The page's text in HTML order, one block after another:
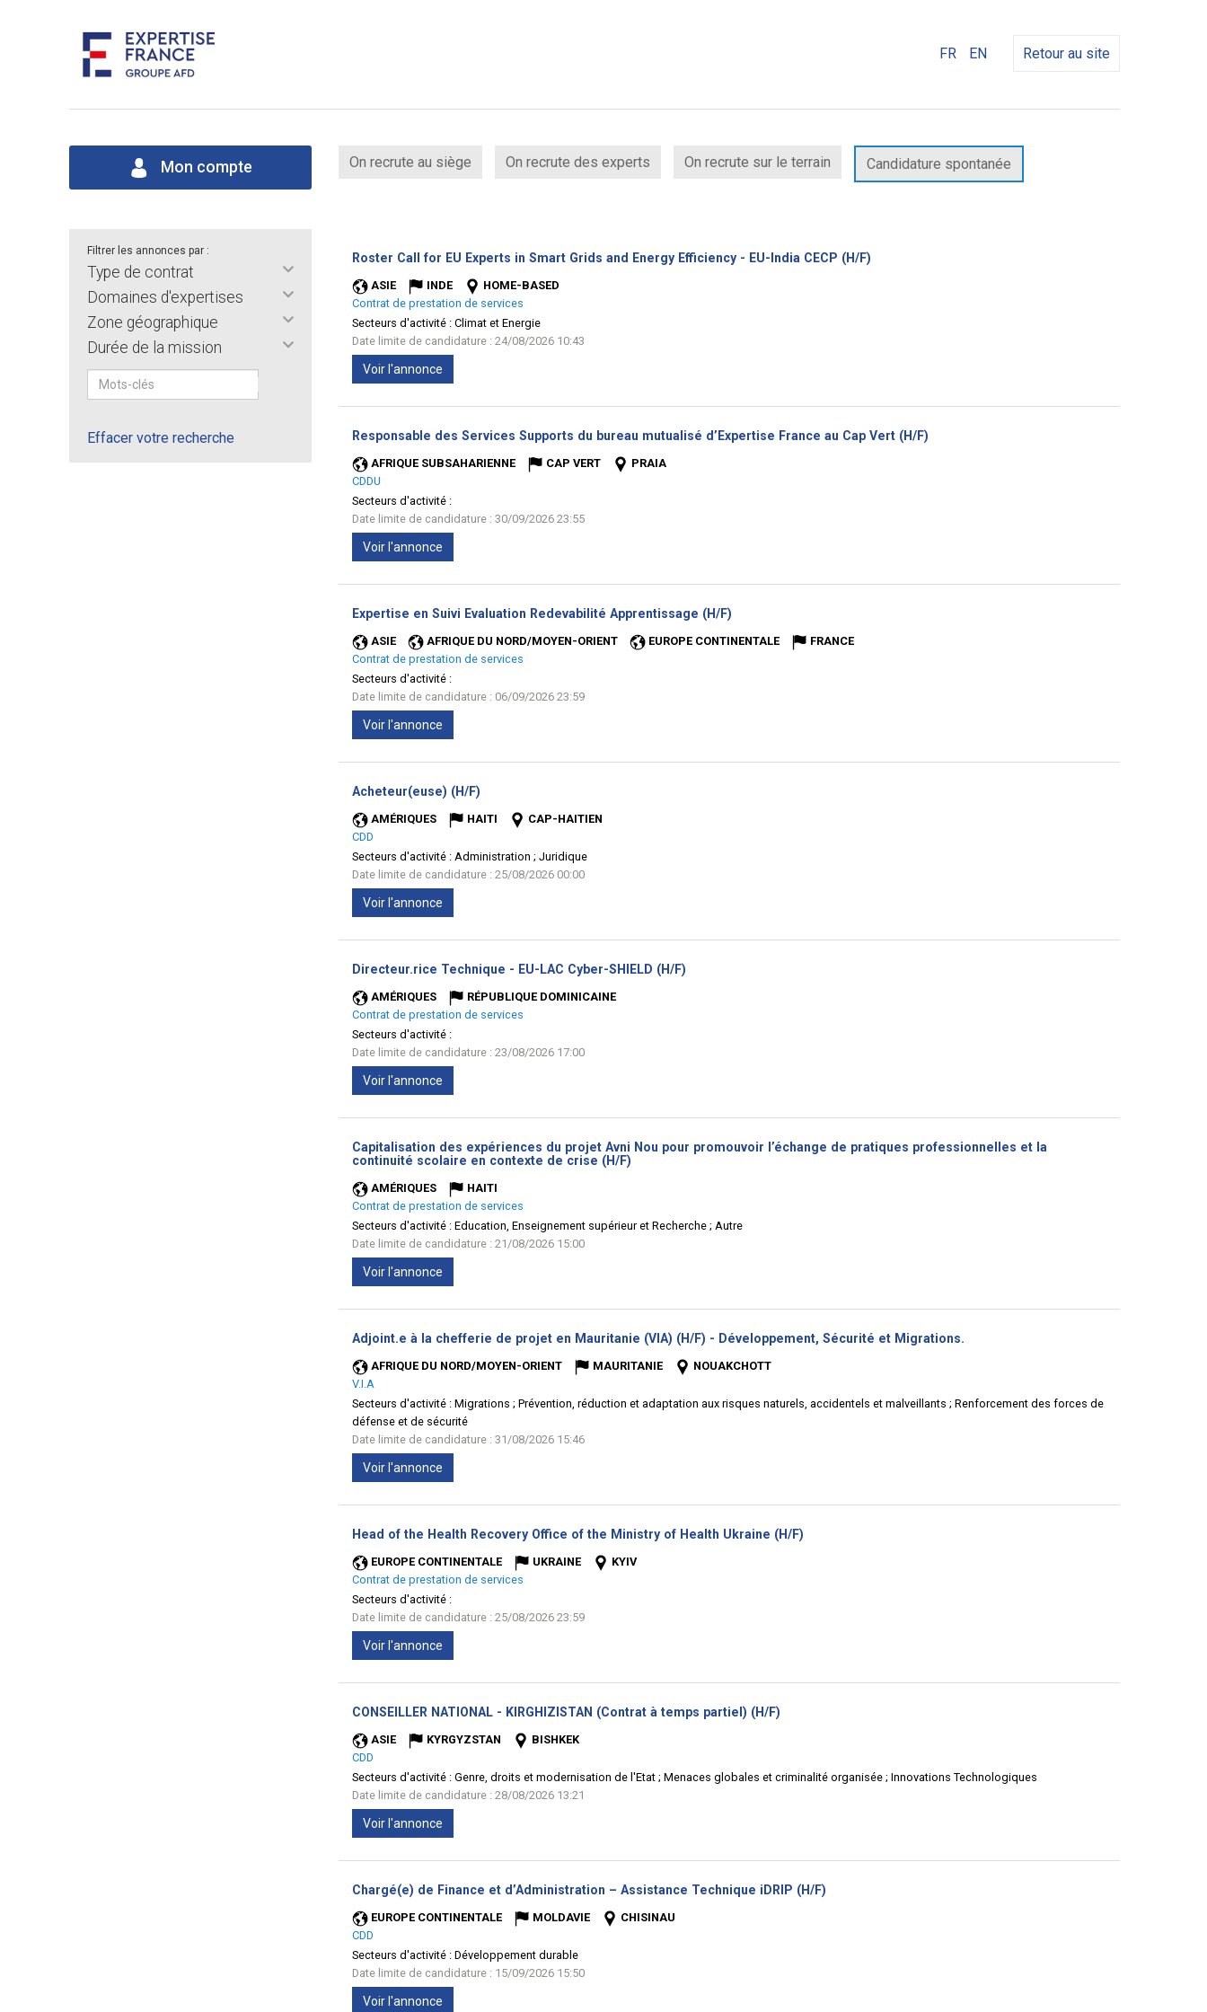
FR EN Retour au site
Mon compte On recrute au siège On recrute des experts On recrute sur le terrain Candidature spontanée
Filtrer les annonces par :
Type de contrat
Domaines d'expertises
Zone géographique
Durée de la mission
Effacer votre recherche
Roster Call for EU Experts in Smart Grids and Energy Efficiency - EU-India CECP (H/F)
ASIE INDE
HOME-BASED
Contrat de prestation de services
Secteurs d'activité : Climat et Energie
Date limite de candidature : 24/08/2026 10:43
Voir l'annonce
Responsable des Services Supports du bureau mutualisé d’Expertise France au Cap Vert (H/F)
AFRIQUE SUBSAHARIENNE CAP VERT
PRAIA
CDDU
Secteurs d'activité :
Date limite de candidature : 30/09/2026 23:55
Voir l'annonce
Expertise en Suivi Evaluation Redevabilité Apprentissage (H/F)
ASIE AFRIQUE DU NORD/MOYEN-ORIENT EUROPE CONTINENTALE
FRANCE
Contrat de prestation de services
Secteurs d'activité :
Date limite de candidature : 06/09/2026 23:59
Voir l'annonce
Acheteur(euse) (H/F)
AMÉRIQUES HAITI
CAP-HAITIEN
CDD
Secteurs d'activité : Administration ; Juridique
Date limite de candidature : 25/08/2026 00:00
Voir l'annonce
Directeur.rice Technique - EU-LAC Cyber-SHIELD (H/F)
AMÉRIQUES
RÉPUBLIQUE DOMINICAINE
Contrat de prestation de services
Secteurs d'activité :
Date limite de candidature : 23/08/2026 17:00
Voir l'annonce
Capitalisation des expériences du projet Avni Nou pour promouvoir l’échange de pratiques professionnelles et la
continuité scolaire en contexte de crise (H/F)
AMÉRIQUES
HAITI
Contrat de prestation de services
Secteurs d'activité : Education, Enseignement supérieur et Recherche ; Autre
Date limite de candidature : 21/08/2026 15:00
Voir l'annonce
Adjoint.e à la chefferie de projet en Mauritanie (VIA) (H/F) - Développement, Sécurité et Migrations.
AFRIQUE DU NORD/MOYEN-ORIENT MAURITANIE
NOUAKCHOTT
V.I.A
Secteurs d'activité : Migrations ; Prévention, réduction et adaptation aux risques naturels, accidentels et malveillants ; Renforcement des forces de
défense et de sécurité
Date limite de candidature : 31/08/2026 15:46
Voir l'annonce
Head of the Health Recovery Office of the Ministry of Health Ukraine (H/F)
EUROPE CONTINENTALE UKRAINE
KYIV
Contrat de prestation de services
Secteurs d'activité :
Date limite de candidature : 25/08/2026 23:59
Voir l'annonce
CONSEILLER NATIONAL - KIRGHIZISTAN (Contrat à temps partiel) (H/F)
ASIE KYRGYZSTAN
BISHKEK
CDD
Secteurs d'activité : Genre, droits et modernisation de l'Etat ; Menaces globales et criminalité organisée ; Innovations Technologiques
Date limite de candidature : 28/08/2026 13:21
Voir l'annonce
Chargé(e) de Finance et d’Administration – Assistance Technique iDRIP (H/F)
EUROPE CONTINENTALE MOLDAVIE
CHISINAU
CDD
Secteurs d'activité : Développement durable
Date limite de candidature : 15/09/2026 15:50
Voir l'annonce